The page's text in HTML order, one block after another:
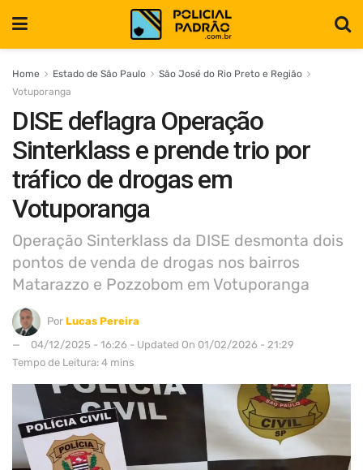
Home Estado de São Paulo
São José do Rio Preto e Região
Votuporanga
DISE deflagra Operação
Sinterklass e prende trio por
tráfico de drogas em
Votuporanga
Operação Sinterklass da DISE desmonta dois
pontos de venda de drogas nos bairros
Matarazzo e Pozzobom em Votuporanga
Por Lucas Pereira
04/12/2025 - 16:26 - Updated On 01/02/2026 - 21:29
Tempo de Leitura: 4 mins